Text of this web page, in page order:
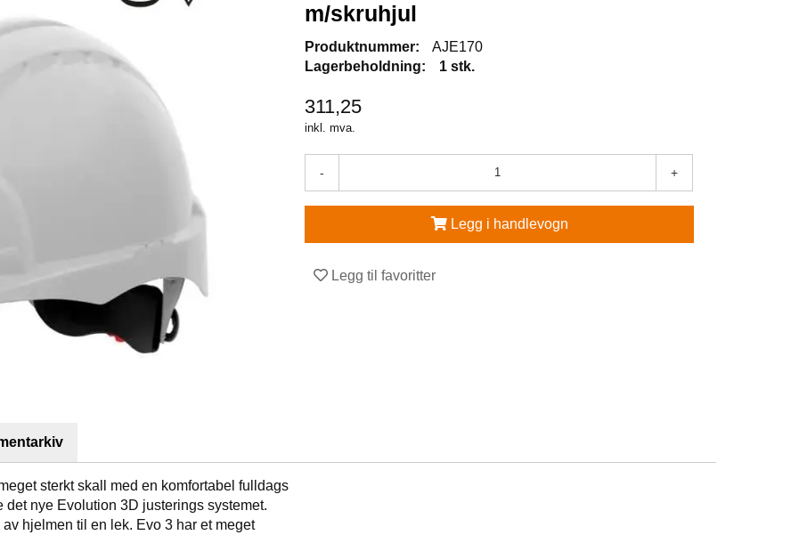
m/skruhjul
Produktnummer:
AJE170
Lagerbeholdning:
1 stk.
311,25
inkl. mva.
- +
Legg i handlevogn
Legg til favoritter
sterkt skall med en komfortabel fulldags
nye Evolution 3D justerings systemet.
hjelmen til en lek. Evo 3 har et meget